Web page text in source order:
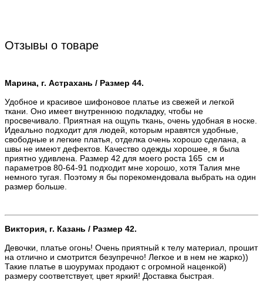
Отзывы о товаре
Марина, г. Астрахань / Размер 44.
Удобное и красивое шифоновое платье из свежей и легкой
ткани. Оно имеет внутреннюю подкладку, чтобы не
просвечивало. Приятная на ощупь ткань, очень удобная в носке.
Идеально подходит для людей, которым нравятся удобные,
свободные и легкие платья, отделка очень хорошо сделана, а
швы не имеют дефектов. Качество одежды хорошее, я была
приятно удивлена. Размер 42 для моего роста 165 см и
параметров 80-64-91 подходит мне хорошо, хотя Талия мне
немного тугая. Поэтому я бы порекомендовала выбрать на один
размер больше.
Виктория, г. Казань / Размер 42.
Девочки, платье огонь! Очень приятный к телу материал, прошит
на отлично и смотрится безупречно! Легкое и в нем не жарко))
Такие платье в шоурумах продают с огромной наценкой)
размеру соответствует, цвет яркий! Доставка быстрая.